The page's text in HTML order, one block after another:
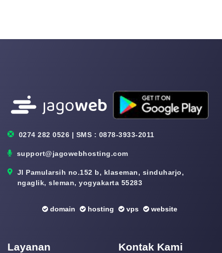
0274 282 0526 | SMS : 0878-3933-2011
support@jagowebhosting.com
Jl Pamularsih no.152 b, klaseman, sinduharjo,
ngaglik, sleman, yogyakarta 55283
domain hosting vps website
Layanan Kontak Kami